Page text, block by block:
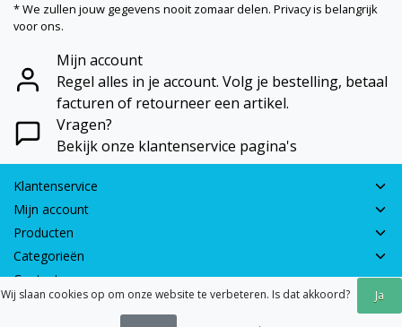
* We zullen jouw gegevens nooit zomaar delen. Privacy is belangrijk
voor ons.
Mijn account
Regel alles in je account. Volg je bestelling, betaal
facturen of retourneer een artikel.
Vragen?
Bekijk onze klantenservice pagina's
Klantenservice
Mijn account
Producten
Categorieën
Contactgegevens
Wij slaan cookies op om onze website te verbeteren. Is dat akkoord? Ja